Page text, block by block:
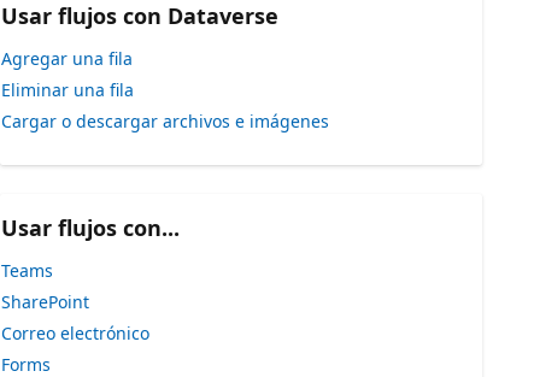
Usar flujos con Dataverse
Agregar una fila
Eliminar una fila
Cargar o descargar archivos e imágenes
Usar flujos con...
Teams
SharePoint
Correo electrónico
Forms